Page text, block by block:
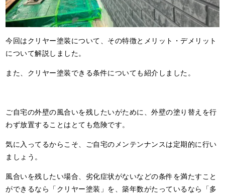
今回はクリヤー塗装について、その特徴とメリット・デメリット
について解説しました。
また、クリヤー塗装できる条件についても紹介しました。
ご自宅の外壁の風合いを残したいがために、外壁の塗り替えを行
わず放置することはとても危険です。
気に入ってるからこそ、ご自宅のメンテンナンスは定期的に行い
ましょう。
風合いを残したい場合、劣化症状がないなどの条件を満たすこと
ができるなら「クリヤー塗装」を、築年数がたっているなら「多